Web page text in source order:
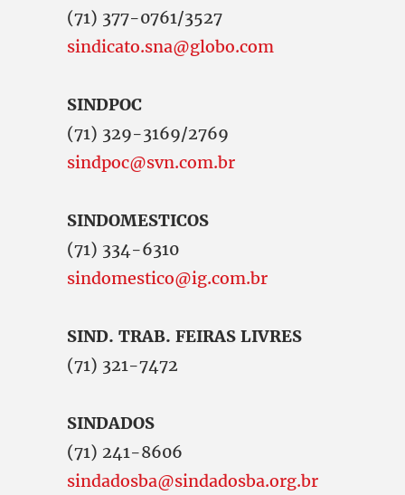
(71) 377-0761/3527
sindicato.sna@globo.com
SINDPOC
(71) 329-3169/2769
sindpoc@svn.com.br
SINDOMESTICOS
(71) 334-6310
sindomestico@ig.com.br
SIND. TRAB. FEIRAS LIVRES
(71) 321-7472
SINDADOS
(71) 241-8606
sindadosba@sindadosba.org.br